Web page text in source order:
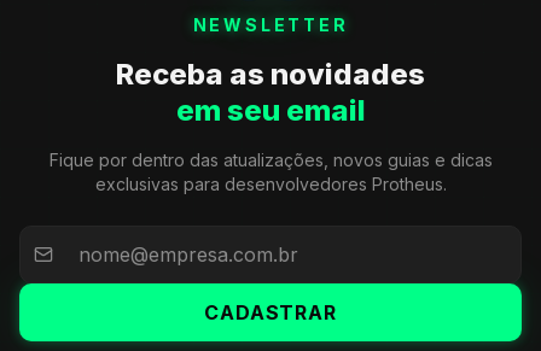
NEWSLETTER
Receba as novidades
em seu email
Fique por dentro das atualizações, novos guias e dicas
exclusivas para desenvolvedores Protheus.
CADASTRAR